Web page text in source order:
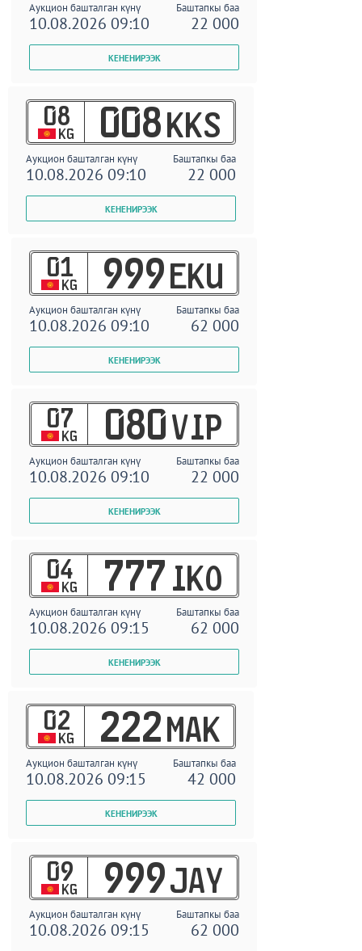
Аукцион башталган күнү Баштапкы баа
10.08.2026 09:10 22 000
08
KG 008 KKS
Аукцион башталган күнү Баштапкы баа
10.08.2026 09:10 22 000
01
KG 999 EKU
Аукцион башталган күнү Баштапкы баа
10.08.2026 09:10 62 000
07
KG 080 VIP
Аукцион башталган күнү Баштапкы баа
10.08.2026 09:10 22 000
04
KG 777 IKO
Аукцион башталган күнү Баштапкы баа
10.08.2026 09:15 62 000
02
KG 222 MAK
Аукцион башталган күнү Баштапкы баа
10.08.2026 09:15 42 000
09
KG 999 JAY
Аукцион башталган күнү Баштапкы баа
10.08.2026 09:15 62 000